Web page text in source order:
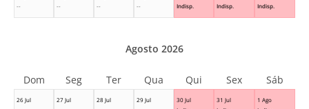
--
--
--
--
Indisp.
Indisp.
Indisp.
26 Jul
27 Jul
28 Jul
29 Jul
30 Jul
31 Jul
1 Ago
Agosto 2026
Dom Seg Ter Qua Qui Sex Sáb